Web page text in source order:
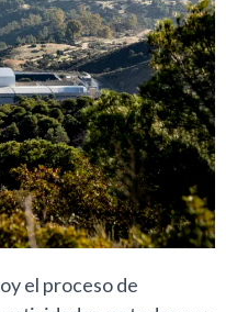
el proceso de